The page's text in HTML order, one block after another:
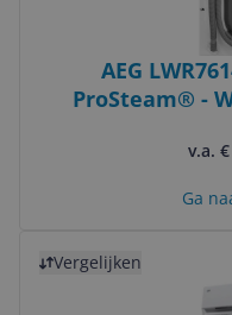
AEG
ProSteam® -
v.a.
Ga
Vergelijken